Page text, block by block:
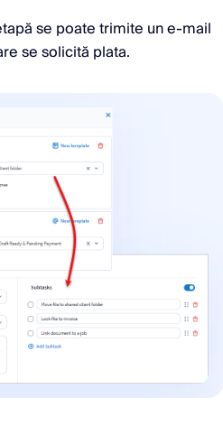
se poate trimite un e-mail
se solicită plata.